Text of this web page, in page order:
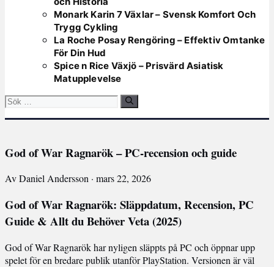
Monark Karin 7 Växlar – Svensk Komfort Och
Trygg Cykling
La Roche Posay Rengöring – Effektiv Omtanke
För Din Hud
Spice n Rice Växjö – Prisvärd Asiatisk
Matupplevelse
Sök
God of War Ragnarök – PC-recension och guide
Av Daniel Andersson · mars 22, 2026
God of War Ragnarök: Släppdatum, Recension, PC
Guide & Allt du Behöver Veta (2025)
God of War Ragnarök har nyligen släppts på PC och öppnar upp
spelet för en bredare publik utanför PlayStation. Versionen är väl